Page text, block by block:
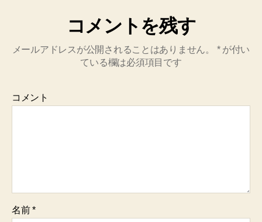
コメントを残す
メールアドレスが公開されることはありません。 *が付い
ている欄は必須項目です
コメント
名前*